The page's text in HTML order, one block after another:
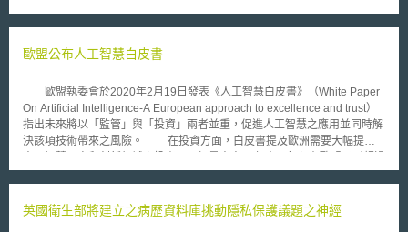
財產權條約中最晚完成的一項。加拿大希望透過加入《專利法條約》並修正
《專利合作條約》（Patent Cooperation Treaty, PCT）締約國權利的完整
地區專利申請和專利維護的形式程序；1978年生效的《專利合作條約》則
是提高締約國的專利申請程序一致性。儘管《專利法條約》締和《專利合作
條約》是兩個獨立的條約，都是WIPO之協定，相輔相成，健全世界專利體
系─《專利法條約》締約國在修改內國法規以符合要求後，會更趨近於《專
利合作條約》改善專利申請程序的理想。
質通訊等技術相繼成熟及普及化，相關業者勢必發展出多樣化、高度專業化
社會系統之神經網絡（社会システムの神経網）。 物聯網服務目前係
可能出現如橫向合作應用的通用平台，到2030年左右物聯網服務中
M2M（Machine to Machine，機器和機器之間的通訊）的佔有率估計將達
到10％。 人工智慧網路技術不僅僅是虛擬化層網路（仮想化レイヤの
ネットワーク）之維護和操作，更是物理層面的網路（物理レイヤのネット
ワーク）資源的管理，AI仍然只擔任協助之工具。其中，物理網絡（物理ネ
成多層次化，將變得難以檢測故障和調查原因，但在安全和可靠的網絡基礎
術之提昇，非電信營運者進入網路經營之商業型態逐漸產生，型成網路使用
歐盟公布人工智慧白皮書
歐盟執委會於2020年2月19日發表《人工智慧白皮書》（White Paper
On Artificial Intelligence-A European approach to excellence and trust）
指出未來將以「監管」與「投資」兩者並重，促進人工智慧之應用並同時解
決該項技術帶來之風險。 在投資方面，白皮書提及歐洲需要大幅提高
200億歐元關於人工智慧技術研發和應用資金；並透過頂尖大學和高等教育
程。 而在監管方面，白皮書提到將以2019年4月發布之《可信賴之人工
英國衛生部將建立之病歷資料庫挑動隱私保護議題之神經